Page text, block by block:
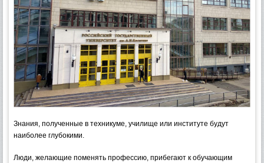
Знания, полученные в техникуме, училище или институте будут
наиболее глубокими.
Люди, желающие поменять профессию, прибегают к обучающим